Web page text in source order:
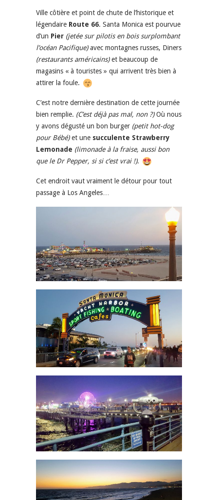
Ville côtière et point de chute de l’historique et
légendaire Route 66. Santa Monica est pourvue
d’un Pier (jetée sur pilotis en bois surplombant
l’océan Pacifique)avec montagnes russes, Diners
(restaurants américains)et beaucoup de
magasins « à touristes » qui arrivent très bien à
attirer la foule.
C’est notre dernière destination de cette journée
bien remplie. (C’est déjà pas mal, non ?)Où nous
y avons dégusté un bon burger (petit hot-dog
pour Bébé)et une succulente Strawberry
Lemonade (limonade à la fraise, aussi bon
que le Dr Pepper, si si c’est vrai !).
Cet endroit vaut vraiment le détour pour tout
passage à Los Angeles…